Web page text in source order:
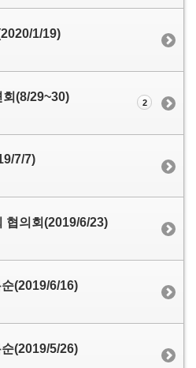
1/19)
(8/29~30) 2
7/7)
협의회(2019/6/23)
(2019/6/16)
(2019/5/26)